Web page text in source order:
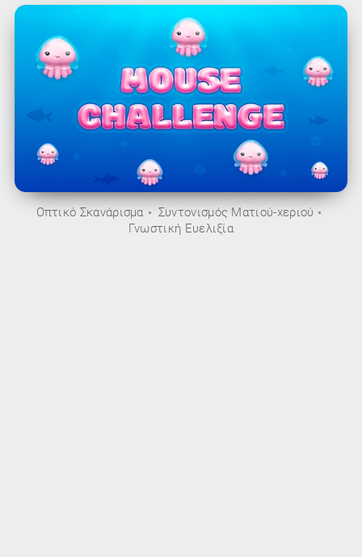
Οπτικό Σκανάρισμα
Συντονισμός Ματιού-χεριού
Γνωστική Ευελιξία